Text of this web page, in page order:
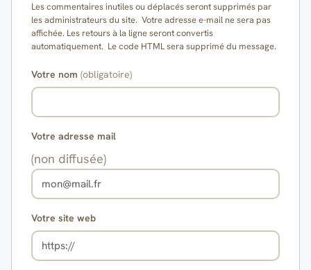
Les commentaires inutiles ou déplacés seront supprimés par
les administrateurs du site. Votre adresse e-mail ne sera pas
affichée. Les retours à la ligne seront convertis
automatiquement. Le code HTML sera supprimé du message.
Votre nom (obligatoire)
Votre adresse mail
(non diffusée)
Votre site web